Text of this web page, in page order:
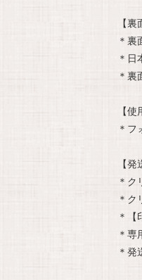
【
＊裏
＊日
＊裏
【
＊フ
【発
＊ク
＊ク
＊【
＊専
＊発